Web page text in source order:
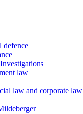
defence
law
law and corporate law